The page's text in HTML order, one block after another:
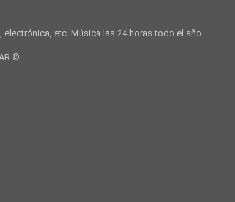
electrónica, etc. Música las 24 horas todo el año
©